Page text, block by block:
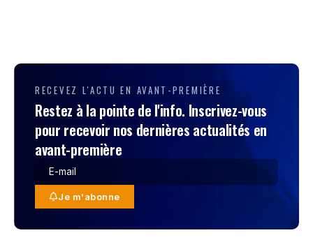
RECEVEZ L'ACTU EN AVANT-PREMIÈRE
Restez à la pointe de l'info. Inscrivez-vous
pour recevoir nos dernières actualités en
avant-première
Je m'abonne